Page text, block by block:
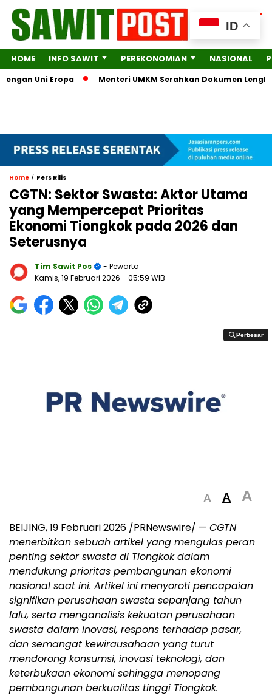
HOME INFO SAWIT PEREKONOMIAN NASIONAL
Uni Eropa Menteri UMKM Serahkan Dokumen Lengkap
Home / Pers Rilis
CGTN: Sektor Swasta: Aktor Utama
yang Mempercepat Prioritas
Ekonomi Tiongkok pada 2026 dan
Seterusnya
Tim Sawit Pos
- Pewarta
Kamis, 19 Februari 2026 - 05:59 WIB
Perbesar
Perbesar
A A A
BEIJING,19 Februari 2026 /PRNewswire/ — CGTN
menerbitkan sebuah artikel yang mengulas peran
penting sektor swasta di Tiongkok dalam
mendukung prioritas pembangunan ekonomi
nasional saat ini. Artikel ini menyoroti pencapaian
signifikan perusahaan swasta sepanjang tahun
lalu, serta menganalisis kekuatan perusahaan
swasta dalam inovasi, respons terhadap pasar,
dan semangat kewirausahaan yang turut
mendorong konsumsi, inovasi teknologi, dan
keterbukaan ekonomi sehingga menopang
pembangunan berkualitas tinggi Tiongkok.
ID